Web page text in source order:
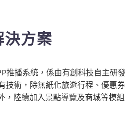
決方案
推播系統，係由有創科技自主研發
技術，除無紙化旅遊行程、優惠券
，陸續加入景點導覽及商城等模組